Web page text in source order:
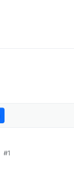
#1